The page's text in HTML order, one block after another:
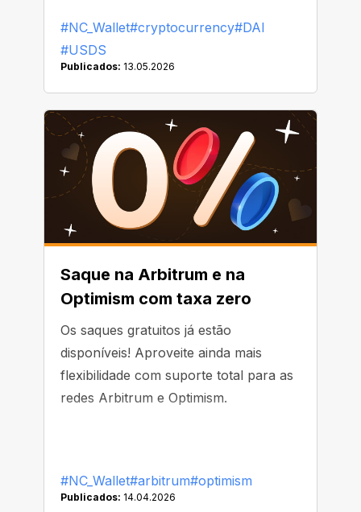
remover o DAI de suas listas
#NC_Wallet#cryptocurrency#DAI
#USDS
Publicados: 13.05.2026
Saque na Arbitrum e na
Optimism com taxa zero
Os saques gratuitos já estão
disponíveis! Aproveite ainda mais
flexibilidade com suporte total para as
redes Arbitrum e Optimism.
#NC_Wallet#arbitrum#optimism
Publicados: 14.04.2026